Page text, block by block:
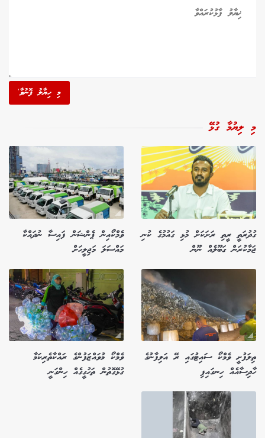
މި ހިޔާލު ފޮނުވާ'
މި ލިޔުމާ ގުޅޭ
ގުދުރަތީ ރީތި ރަށަކަށް މުޅި ގައުމުގެ ކުނި
ޖަމާކުރަން ގަބޫލެއް ނޫން
ވެމްކޯއިން ޕެންޝަން ފައިސާ ނުދައްކާ
މައްސަލަ މަޖިލީހަށް
ތިލަފުށީ ވެމްކޯ ސައިޓުގައި ރޭ އަލިފާނުގެ
ހާދިސާއެއް ހިނގައިފި
ވެމްކޯ މުވައްޒަފުންގެ ރައްކާތެރިކަމާ
ގުޅޭގޮތުން ތަހުގީގެއް ހިންގަނީ